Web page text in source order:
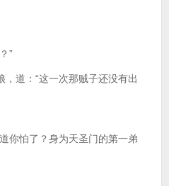
”
道：“这一次那贼子还没有出
怕了？身为天圣门的第一弟